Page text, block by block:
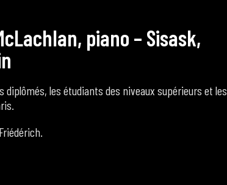
cLachlan, piano – Sisask,
n
diplômés, les étudiants des niveaux supérieurs et les